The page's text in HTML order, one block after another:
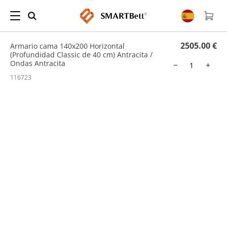
Hogar Cama Abatible
/ Armario cama 140x200 Horizontal (Profundidad Classic de 40
Armario cama 140x200 Horizontal
(Profundidad Classic de 40 cm) Antracita /
Ondas Antracita
2505.00 €
−
+
116723